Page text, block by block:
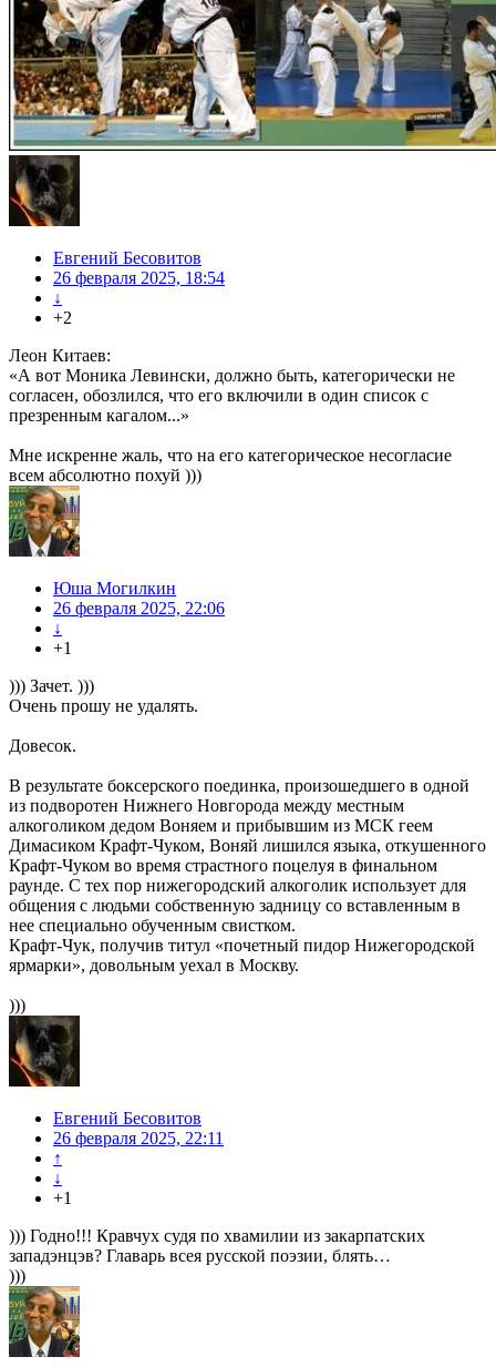
Евгений Бесовитов
26 февраля 2025, 18:54
↓
+2
Леон Китаев:
«А вот Моника Левински, должно быть, категорически не
согласен, обозлился, что его включили в один список с
презренным кагалом...»
Мне искренне жаль, что на его категорическое несогласие
всем абсолютно похуй )))
Юша Могилкин
26 февраля 2025, 22:06
↓
+1
))) Зачет. )))
Очень прошу не удалять.
Довесок.
В результате боксерского поединка, произошедшего в одной
из подворотен Нижнего Новгорода между местным
алкоголиком дедом Воняем и прибывшим из МСК геем
Димасиком Крафт-Чуком, Воняй лишился языка, откушенного
Крафт-Чуком во время страстного поцелуя в финальном
раунде. С тех пор нижегородский алкоголик использует для
общения с людьми собственную задницу со вставленным в
нее специально обученным свистком.
Крафт-Чук, получив титул «почетный пидор Нижегородской
ярмарки», довольным уехал в Москву.
)))
Евгений Бесовитов
26 февраля 2025, 22:11
↑
↓
+1
))) Годно!!! Кравчух судя по хвамилии из закарпатских
западэнцэв? Главарь всея русской поэзии, блять…
)))